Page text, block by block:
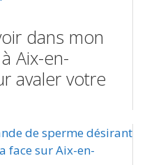
dans mon
Aix-en-
avaler votre